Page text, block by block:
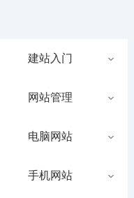
建站入门
网站管理
电脑网站
手机网站